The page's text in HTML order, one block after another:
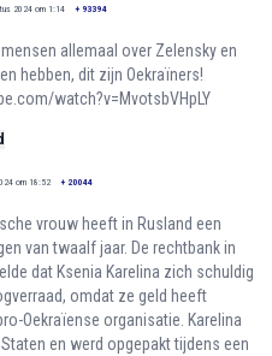
2024 om 1:14 + 93394
allemaal over Zelensky en
hebben, dit zijn Oekraïners!
watch?v=MvotsbVHpLY
om 18:52 + 20044
vrouw heeft in Rusland een
van twaalf jaar. De rechtbank in
dat Ksenia Karelina zich schuldig
omdat ze geld heeft
Oekraïense organisatie. Karelina
en werd opgepakt tijdens een